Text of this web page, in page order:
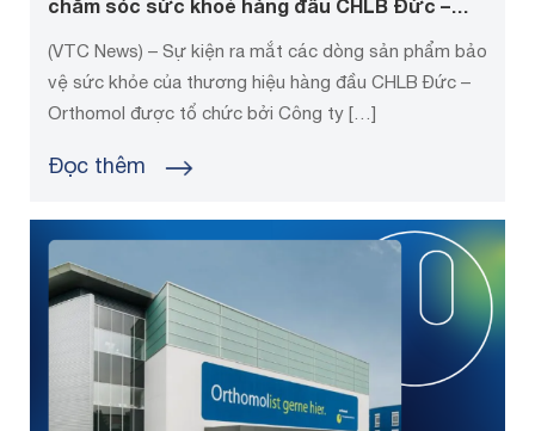
chăm sóc sức khoẻ hàng đầu CHLB Đức –
(VTC News) – Sự kiện ra mắt các dòng sản phẩm bảo
vệ sức khỏe của thương hiệu hàng đầu CHLB Đức –
Orthomol được tổ chức bởi Công ty […]
Đọc thêm